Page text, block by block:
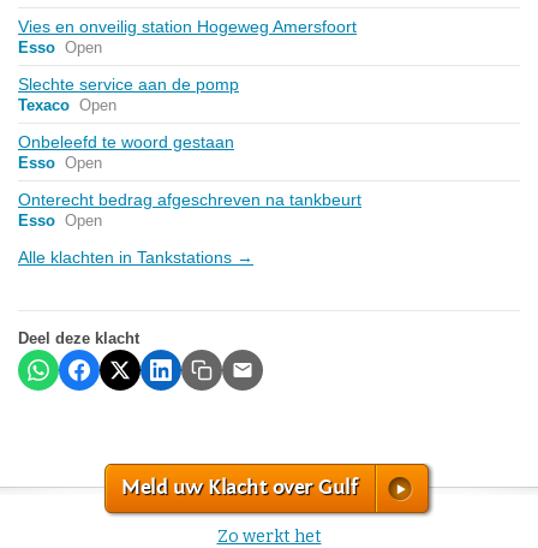
Vies en onveilig station Hogeweg Amersfoort
Esso Open
Slechte service aan de pomp
Texaco Open
Onbeleefd te woord gestaan
Esso Open
Onterecht bedrag afgeschreven na tankbeurt
Esso Open
Alle klachten in Tankstations →
Deel deze klacht
Meld uw Klacht over Gulf
Zo werkt het